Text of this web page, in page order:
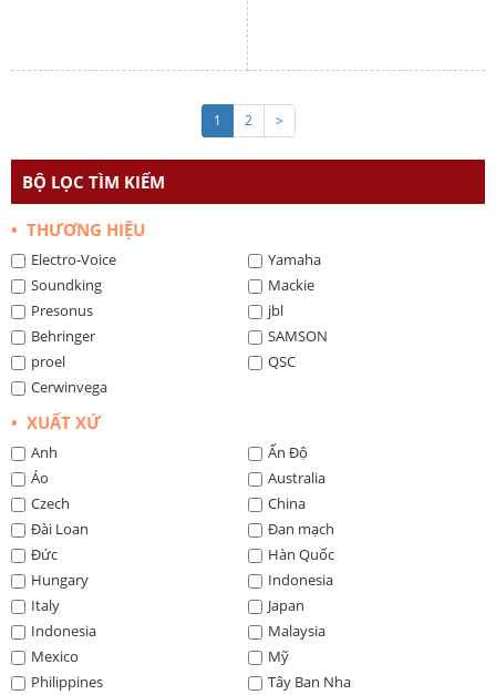
1 2 >
BỘ LỌC TÌM KIẾM
• THƯƠNG HIỆU
Electro-Voice
Yamaha
Soundking
Mackie
Presonus
jbl
Behringer
SAMSON
proel
QSC
Cerwinvega
• XUẤT XỨ
Anh
Ấn Độ
Áo
Australia
Czech
China
Đài Loan
Đan mạch
Đức
Hàn Quốc
Hungary
Indonesia
Italy
Japan
Indonesia
Malaysia
Mexico
Mỹ
Philippines
Tây Ban Nha